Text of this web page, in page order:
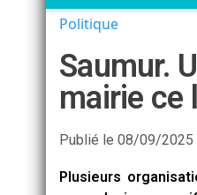
Politique
Saumur.
mairie ce
Publié le 08/09/2025
Plusieurs